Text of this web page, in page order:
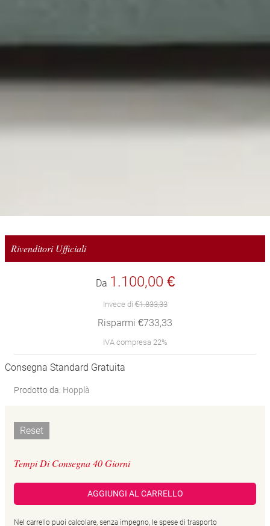
Rivenditori Ufficiali
Da 1.100,00 €
Invece di€1.833,33
Risparmi €733,33
IVA compresa 22%
Consegna Standard Gratuita
Prodotto da: Hopplà
Reset
Tempi Di Consegna 40 Giorni
AGGIUNGI AL CARRELLO
Nel carrello puoi calcolare, senza impegno, le spese di trasporto